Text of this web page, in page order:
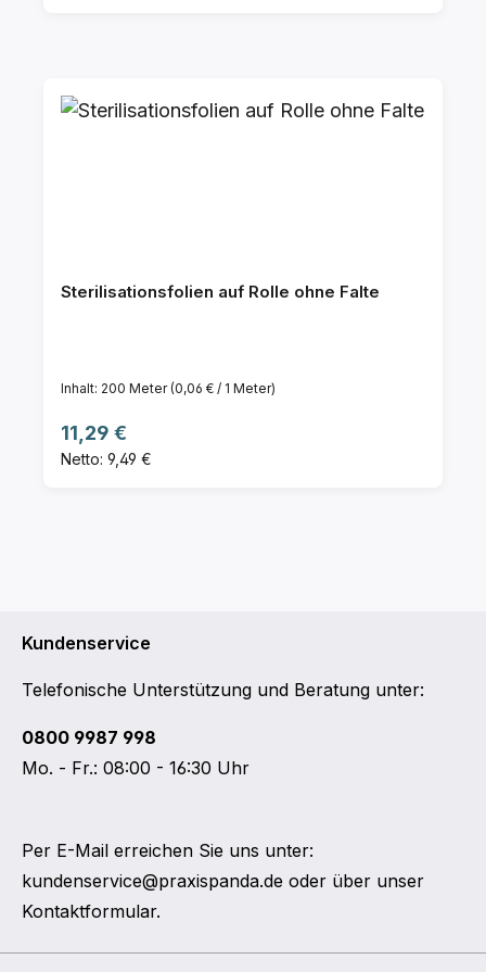
Sterilisationsfolien auf Rolle ohne Falte
Inhalt: 200 Meter(0,06 € / 1 Meter)
Regulärer Preis:
11,29 €
Netto: 9,49 €
Kundenservice
Telefonische Unterstützung und Beratung unter:
0800 9987 998
Mo. - Fr.: 08:00 - 16:30 Uhr
Per E-Mail erreichen Sie uns unter:
kundenservice@praxispanda.de oder über unser
Kontaktformular.